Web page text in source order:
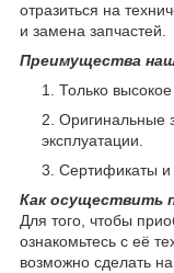
отразиться на
и замена запчастей.
Преимущества
Только высокое
Оригинальные
эксплуатации.
Сертификаты и
Как осуществить
Для того, чтобы
ознакомьтесь с её
возможно сделать